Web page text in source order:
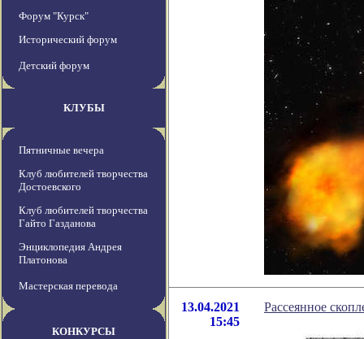
Форум "Курск"
Исторический форум
Детский форум
КЛУБЫ
Пятничные вечера
Клуб любителей творчества
Достоевского
Клуб любителей творчества
Гайто Газданова
Энциклопедия Андрея
Платонова
Мастерская перевода
КОНКУРСЫ
13.04.2021
15:45
Рассеянное